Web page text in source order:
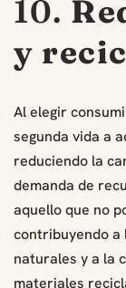
10.
y
Al elegir
segunda vida a
reduciendo la
demanda de
aquello que no
contribuyendo a
naturales y a la
materiales